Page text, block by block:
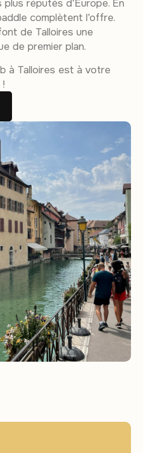
réputés d’Europe. En
complètent l’offre.
de Talloires une
de premier plan.
à Talloires est à votre